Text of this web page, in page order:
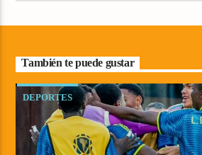
También te puede gustar
DEPORTES